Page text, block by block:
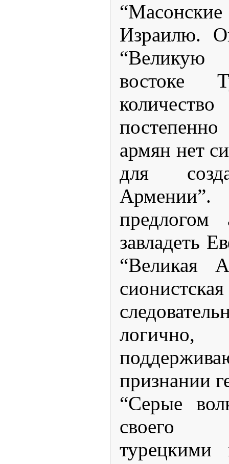
Израилю.
востоке
армян нет
для
предлогом
завладеть
“Великая
признании
“Серые
своего